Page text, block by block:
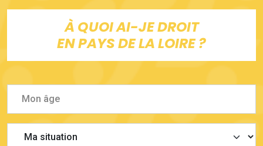
À QUOI AI-JE DROIT
EN PAYS DE LA LOIRE ?